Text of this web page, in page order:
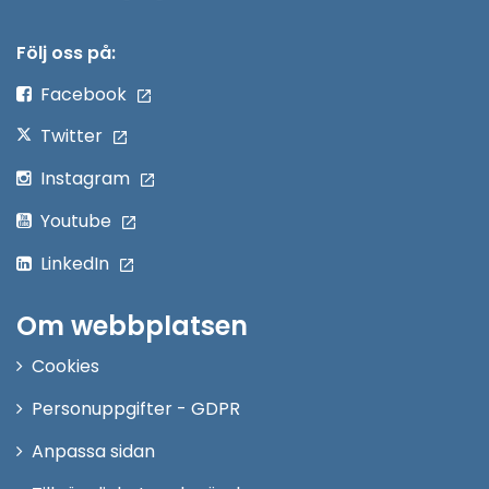
Följ oss på:
Facebook
Twitter
Instagram
Youtube
LinkedIn
Om webbplatsen
Cookies
Personuppgifter - GDPR
Anpassa sidan